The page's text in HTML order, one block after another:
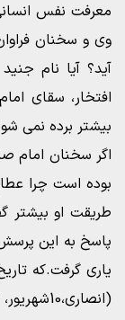
معرفت نفس
وی و سخنان
آید؟ آیا نام
افتخار، سقای
بیشتر برده نمی
اگر سخنان امام
بوده است چرا
طریقت او بیشتر
پاسخ به این
یاری گرفت.که
(انصاری،10شهریور، 1392)